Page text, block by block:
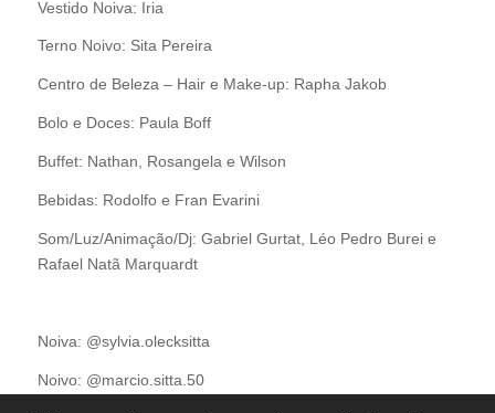
Vestido Noiva: Iria
Terno Noivo: Sita Pereira
Centro de Beleza – Hair e Make-up: Rapha Jakob
Bolo e Doces: Paula Boff
Buffet: Nathan, Rosangela e Wilson
Bebidas: Rodolfo e Fran Evarini
Som/Luz/Animação/Dj: Gabriel Gurtat, Léo Pedro Burei e
Rafael Natã Marquardt
Noiva: @sylvia.olecksitta
Noivo: @marcio.sitta.50